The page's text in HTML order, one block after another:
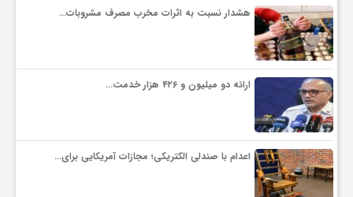
هشدار نسبت به اثرات مخرب مصرف مشروبات…
ارائه دو میلیون و ۴۲۶ هزار خدمت…
اعدام با صندلی الکتریکی؛ مجازات آمریکایی برای…